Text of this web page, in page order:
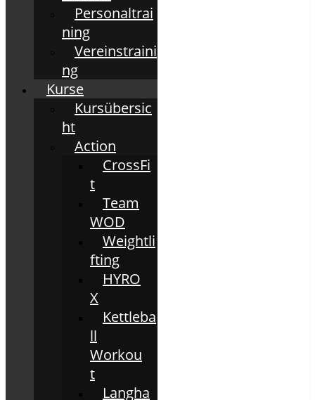
Personaltrai
ning
Vereinstraini
ng
Kurse
Kursübersic
ht
Action
CrossFi
t
Team
WOD
Weightli
fting
HYRO
X
Kettleba
ll
Workou
t
Langha